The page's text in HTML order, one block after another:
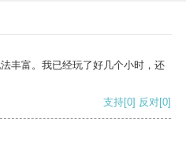
丰富。我已经玩了好几个小时，还
支持[0] 反对[0]